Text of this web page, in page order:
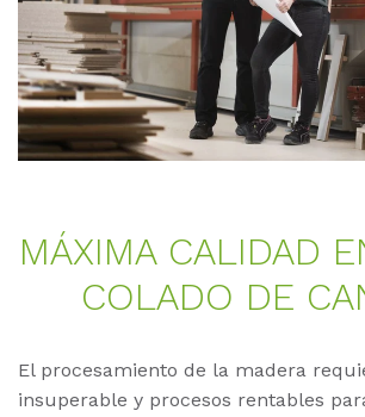
MÁ­XI­MA CA­LI­DAD
CO­LA­DO DE
El procesamiento de la madera
insuperable y procesos rentables